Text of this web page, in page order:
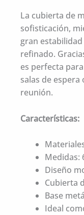
La cubierta de
sofisticación,
gran
refinado.
es perfecta
salas de espera
reunión.
Características:
Medidas:
Diseño
Cubierta
Base
Ideal